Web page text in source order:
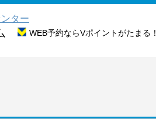
ター
WEB予約ならVポイントがたまる！